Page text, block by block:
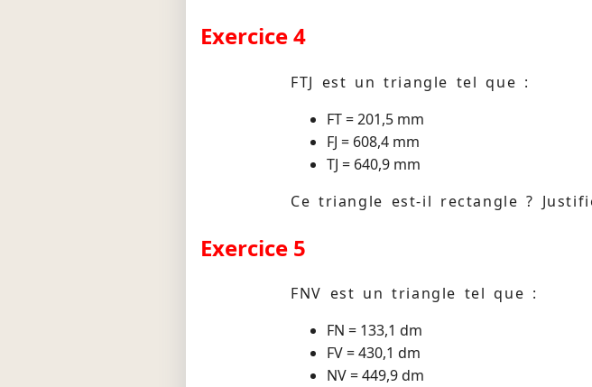
Exercice 4
FTJ est un triangle tel que :
FT = 201,5 mm
FJ = 608,4 mm
TJ = 640,9 mm
Ce triangle est-il rectangle ?
Exercice 5
FNV est un triangle tel que :
FN = 133,1 dm
FV = 430,1 dm
NV = 449,9 dm